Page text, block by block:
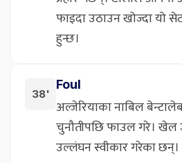
फाइदा उठाउन खोज्दा यो
हुन्छ।
38'
Foul
अल्जेरियाका नाबिल
चुनौतीपछि फाउल गरे। खेल
उल्लंघन स्वीकार गरेका छन्।